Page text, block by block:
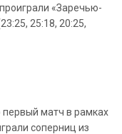
«Заречью-
25:18, 20:25,
матч в рамках
соперниц из